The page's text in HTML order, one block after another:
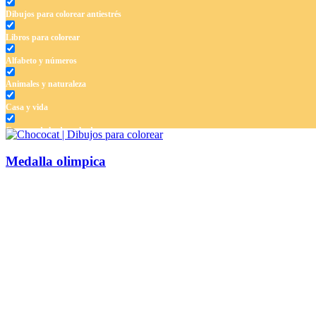
Dibujos para colorear antiestrés
Libros para colorear
Alfabeto y números
Animales y naturaleza
Casa y vida
Cuentos de hadas y hadas
Medalla olimpica